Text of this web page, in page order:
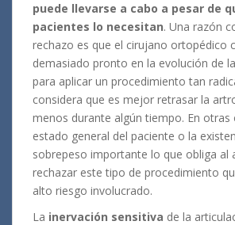
puede llevarse a cabo a pesar de
pacientes lo necesitan. Una razón
rechazo es que el cirujano ortopédico
demasiado pronto en la evolución de
para aplicar un procedimiento tan
considera que es mejor retrasar la
menos durante algún tiempo. En otras
estado general del paciente o la
sobrepeso importante lo que obliga al
rechazar este tipo de procedimiento
alto riesgo involucrado.
La inervación sensitiva de la